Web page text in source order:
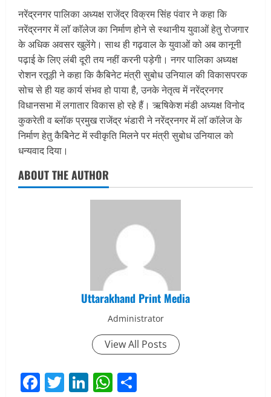
नरेंद्रनगर पालिका अध्यक्ष राजेंद्र विक्रम सिंह पंवार ने कहा कि
नरेंद्रनगर में लाॅ काॅलेज का निर्माण होने से स्थानीय युवाओं हेतु रोजगार
के अधिक अवसर खुलेंगे। साथ ही गढ़वाल के युवाओं को अब कानूनी
पढ़ाई के लिए लंबी दूरी तय नहीं करनी पड़ेगी। नगर पालिका अध्यक्ष
रोशन रतूड़ी ने कहा कि कैबिनेट मंत्री सुबोध उनियाल की विकासपरक
सोच से ही यह कार्य संभव हो पाया है, उनके नेतृत्व में नरेंद्रनगर
विधानसभा में लगातार विकास हो रहे हैं। ऋषिकेश मंडी अध्यक्ष विनोद
कुकरेती व ब्लॉक प्रमुख राजेंद्र भंडारी ने नरेंद्रनगर में लाॅ काॅलेज के
निर्माण हेतु कैबिेनेट में स्वीकृति मिलने पर मंत्री सुबोध उनियाल को
धन्यवाद दिया।
ABOUT THE AUTHOR
Uttarakhand Print Media
Administrator
View All Posts
Facebook
Twitter
LinkedIn
WhatsApp